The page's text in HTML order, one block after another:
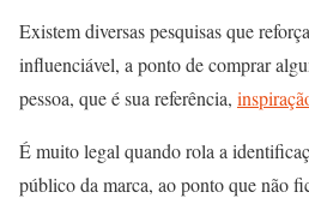
Existem diversas pesquisas que
influenciável, a ponto de comprar
pessoa, que é sua referência,
É muito legal quando rola a
público da marca, ao ponto que não